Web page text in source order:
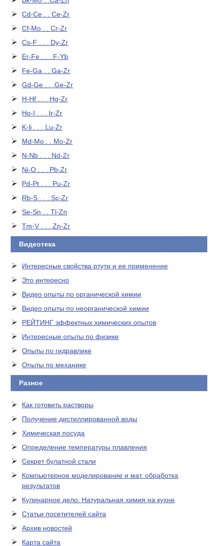
Cd-Ce . . Ce-Zr
Cf-Mo . . Cr-Zr
Cs-F . . . Dy-Zr
Er-Fe . . . F-Yb
Fe-Ga . . Ga-Zr
Gd-Ge . . .Ge-Zr
H-Hf . . . Hg-Zr
Ho-I . . . Ir-Zr
K-li . . . Lu-Zr
Md-Mo . . Mo-Zr
N-Nb . . . Nd-Zr
Ni-O . . . Pb-Zr
Pd-Pt . . . Pu-Zr
Rb-S . . . Sc-Zr
Se-Sn . . Tl-Zn
Tm-V . . . Zn-Zr
Видеотека
Интересные свойства ртути и ее применение
Это интересно
Видео опыты по органической химии
Видео опыты по неорганической химии
РЕЙТИНГ эффектных химических опытов
Интересные опыты по физике
Опыты по гидравлике
Опыты по механике
Разное
Как готовить растворы
Получение дистиллированной воды
Химическая посуда
Определение температуры плавления
Секрет булатной стали
Компьютерное моделирование и мат. обработка
результатов
Кулинарное дело. Натуральная химия на кухне
Статьи посетителей сайта
Архив новостей
Карта сайта